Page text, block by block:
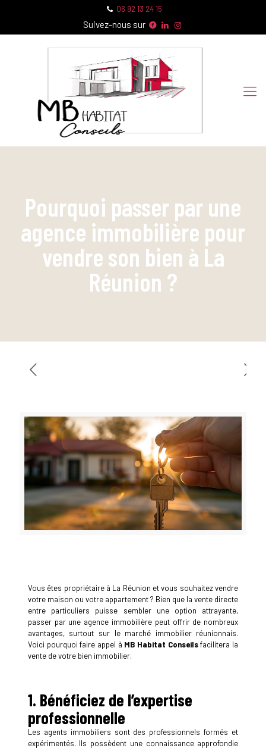
06 92 13 24 15
Suivez-nous sur
Pourquoi passer par une
agence immobilière pour
vendre son bien à La
Réunion ?
Vous êtes propriétaire à La Réunion et vous souhaitez vendre
votre maison ou votre appartement ? Bien que la vente directe
entre particuliers puisse sembler une option attrayante,
passer par une agence immobilière peut offrir de nombreux
avantages, surtout sur le marché immobilier réunionnais.
Voici pourquoi faire appel à MB Habitat Conseilsfacilitera la
vente de votre bien immobilier.
1. Bénéficiez de l’expertise
professionnelle
Les agents immobiliers sont des professionnels formés et
expérimentés. Ils possèdent une connaissance approfondie